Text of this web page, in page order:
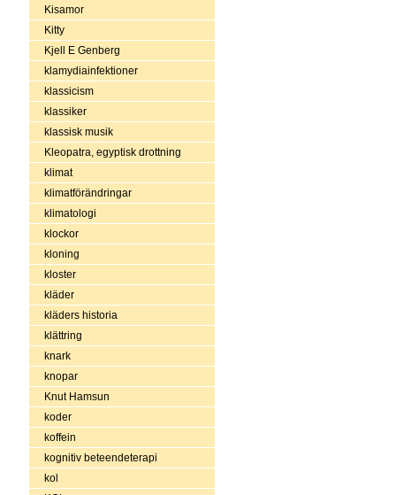
Kisamor
Kitty
Kjell E Genberg
klamydiainfektioner
klassicism
klassiker
klassisk musik
Kleopatra, egyptisk drottning
klimat
klimatförändringar
klimatologi
klockor
kloning
kloster
kläder
kläders historia
klättring
knark
knopar
Knut Hamsun
koder
koffein
kognitiv beteendeterapi
kol